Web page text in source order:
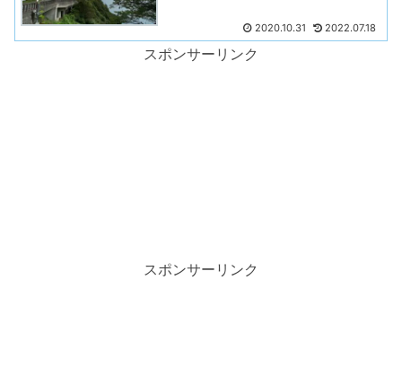
2020.10.31 2022.07.18
スポンサーリンク
スポンサーリンク